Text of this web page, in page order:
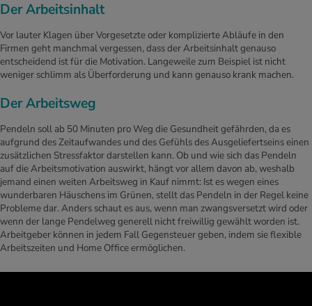
Der Arbeitsinhalt
Vor lauter Klagen über Vorgesetzte oder komplizierte Abläufe in den
Firmen geht manchmal vergessen, dass der Arbeitsinhalt genauso
entscheidend ist für die Motivation. Langeweile zum Beispiel ist nicht
weniger schlimm als Überforderung und kann genauso krank machen.
Der Arbeitsweg
Pendeln soll ab 50 Minuten pro Weg die Gesundheit gefährden, da es
aufgrund des Zeitaufwandes und des Gefühls des Ausgeliefertseins einen
zusätzlichen Stressfaktor darstellen kann. Ob und wie sich das Pendeln
auf die Arbeitsmotivation auswirkt, hängt vor allem davon ab, weshalb
jemand einen weiten Arbeitsweg in Kauf nimmt: Ist es wegen eines
wunderbaren Häuschens im Grünen, stellt das Pendeln in der Regel keine
Probleme dar. Anders schaut es aus, wenn man zwangsversetzt wird oder
wenn der lange Pendelweg generell nicht freiwillig gewählt worden ist.
Arbeitgeber können in jedem Fall Gegensteuer geben, indem sie flexible
Arbeitszeiten und Home Office ermöglichen.